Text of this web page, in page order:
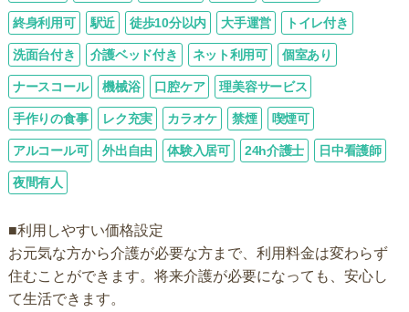
終身利用可 駅近 徒歩10分以内 大手運営 トイレ付き
洗面台付き 介護ベッド付き ネット利用可 個室あり
ナースコール 機械浴 口腔ケア 理美容サービス
手作りの食事 レク充実 カラオケ 禁煙 喫煙可
アルコール可 外出自由 体験入居可 24h介護士 日中看護師
夜間有人
■利用しやすい価格設定
お元気な方から介護が必要な方まで、利用料金は変わらず
住むことができます。将来介護が必要になっても、安心し
て生活できます。